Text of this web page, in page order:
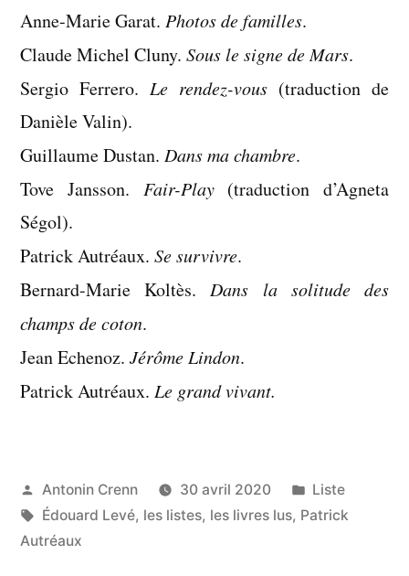
Anne-Marie Garat. Photos de familles.
Claude Michel Cluny. Sous le signe de Mars.
Sergio Ferrero. Le rendez-vous (traduction de
Danièle Valin).
Guillaume Dustan. Dans ma chambre.
Tove Jansson. Fair-Play(traduction d’Agneta
Ségol).
Patrick Autréaux. Se survivre.
Bernard-Marie Koltès.Dans la solitude des
champs de coton.
Jean Echenoz. Jérôme Lindon.
Patrick Autréaux. Le grand vivant.
Publié
par
Antonin Crenn 30 avril 2020
Publié
dans
Liste
Étiquettes :
Édouard Levé, les listes, les livres lus, Patrick
Autréaux